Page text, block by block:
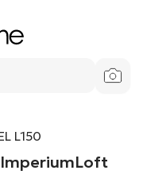
L150
ImperiumLoft